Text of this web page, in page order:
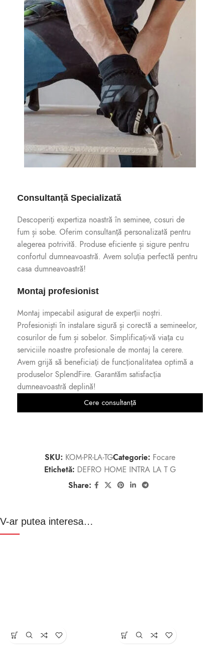
Consultanță Specializată
Descoperiți expertiza noastră în seminee, cosuri de
fum și sobe. Oferim consultanță personalizată pentru
alegerea potrivită. Produse eficiente și sigure pentru
confortul dumneavoastră. Avem soluția perfectă pentru
casa dumneavoastră!
Montaj profesionist
Montaj impecabil asigurat de experții noștri.
Profesioniști în instalare sigură și corectă a semineelor,
cosurilor de fum și sobelor. Simplificați-vă viața cu
serviciile noastre profesionale de montaj la cerere.
Avem grijă să beneficiați de funcționalitatea optimă a
produselor SplendFire. Garantăm satisfacția
dumneavoastră deplină!
Cere consultanță
SKU: KOM-PR-LA-TGCategorie: Focare
Etichetă: DEFRO HOME INTRA LA T G
Share:
V-ar putea interesa…